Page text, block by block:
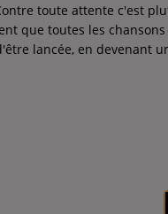
toute attente c'est
que toutes les
lancée, en devenant